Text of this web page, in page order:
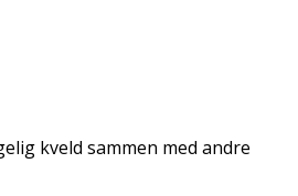
kveld sammen med andre